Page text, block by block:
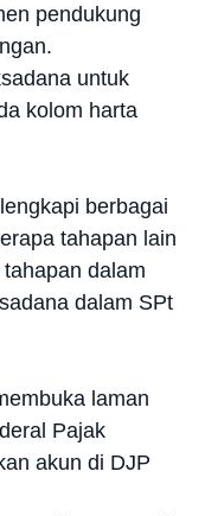
pendukung
untuk
kolom harta
berbagai
tahapan lain
dalam
dalam SPt
laman
Pajak
akun di DJP